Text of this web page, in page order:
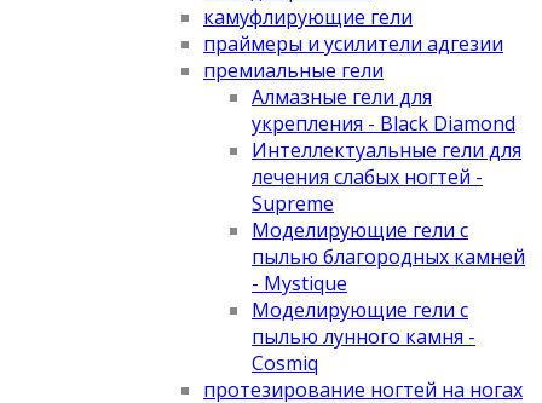
камуфлирующие гели
праймеры и усилители адгезии
премиальные гели
Алмазные гели для
укрепления - Black Diamond
Интеллектуальные гели для
лечения слабых ногтей -
Supreme
Моделирующие гели с
пылью благородных камней
- Mystique
Моделирующие гели с
пылью лунного камня -
Cosmiq
протезирование ногтей на ногах